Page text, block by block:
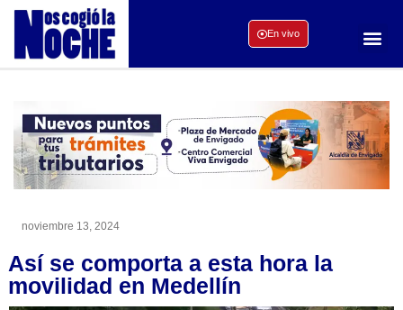
En vivo
noviembre 13, 2024
Así se comporta a esta hora la
movilidad en Medellín